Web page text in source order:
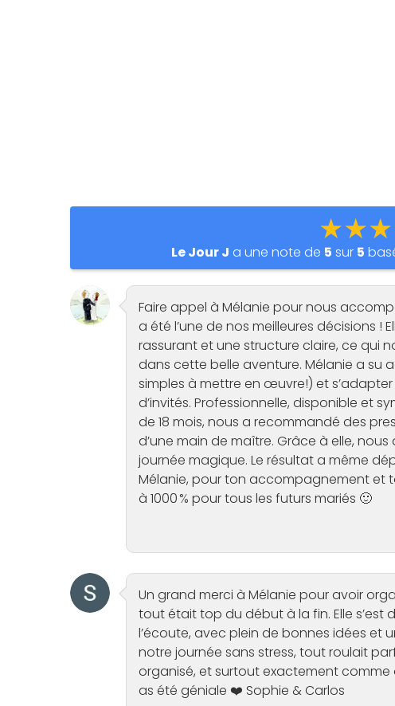
Le Jour J a une note de 5 sur 5
Faire appel à Mélanie pour nous
a été l’une de nos meilleures décisions
rassurant et une structure claire, ce qui
dans cette belle aventure. Mélanie a su
simples à mettre en œuvre!) et
d’invités. Professionnelle, disponible et
de 18 mois, nous a recommandé des
d’une main de maître. Grâce à elle,
journée magique. Le résultat a même
Mélanie, pour ton accompagnement et
à 1000 % pour tous les futurs mariés 🙂
Un grand merci à Mélanie pour avoir
tout était top du début à la fin. Elle
l’écoute, avec plein de bonnes idées et
notre journée sans stress, tout roulait
organisé, et surtout exactement comme
as été géniale ❤️ Sophie & Carlos